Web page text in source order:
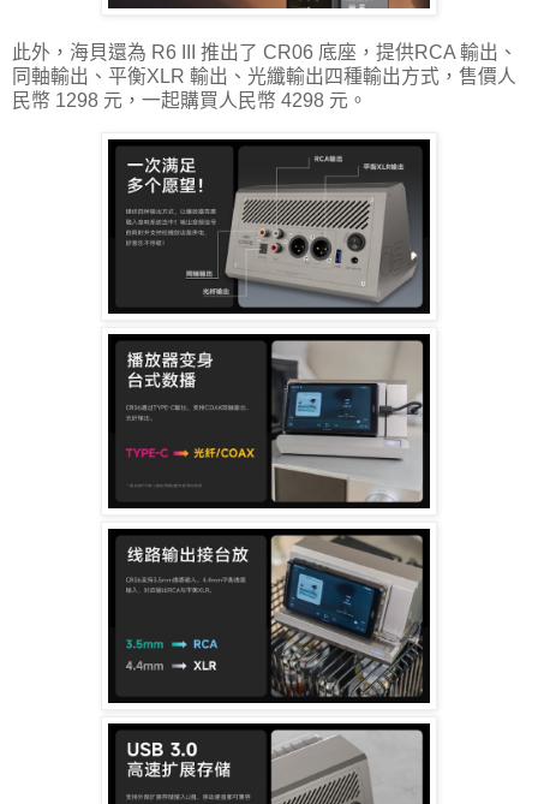
此外，海貝還為 R6 III 推出了 CR06 底座，提供RCA 輸出、
同軸輸出、平衡XLR 輸出、光纖輸出四種輸出方式，售價人
民幣 1298 元，一起購買人民幣 4298 元。